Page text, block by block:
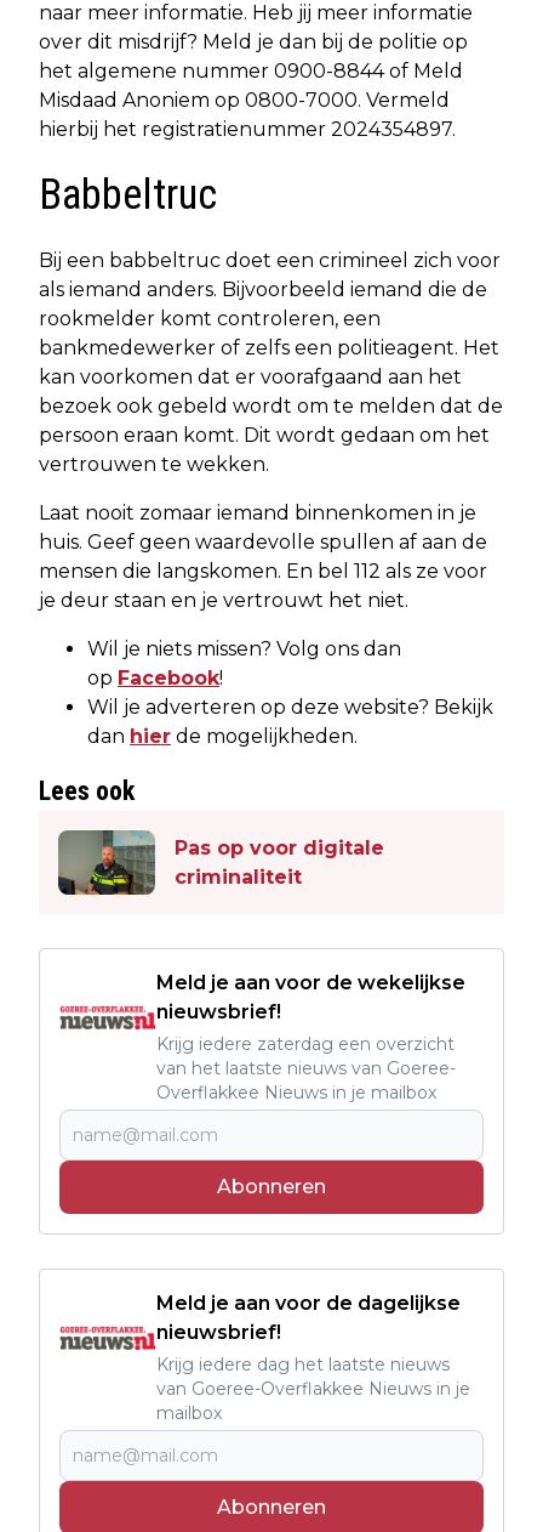
naar meer informatie. Heb jij meer informatie
over dit misdrijf? Meld je dan bij de politie op
het algemene nummer 0900-8844 of Meld
Misdaad Anoniem op 0800-7000. Vermeld
hierbij het registratienummer 2024354897.
Babbeltruc
Bij een babbeltruc doet een crimineel zich voor
als iemand anders. Bijvoorbeeld iemand die de
rookmelder komt controleren, een
bankmedewerker of zelfs een politieagent. Het
kan voorkomen dat er voorafgaand aan het
bezoek ook gebeld wordt om te melden dat de
persoon eraan komt. Dit wordt gedaan om het
vertrouwen te wekken.
Laat nooit zomaar iemand binnenkomen in je
huis. Geef geen waardevolle spullen af aan de
mensen die langskomen. En bel 112 als ze voor
je deur staan en je vertrouwt het niet.
Wil je niets missen? Volg ons dan
op Facebook!
Wil je adverteren op deze website? Bekijk
dan hier de mogelijkheden.
Lees ook
Pas op voor digitale
criminaliteit
Meld je aan voor de wekelijkse
nieuwsbrief!
Krijg iedere zaterdag een overzicht
van het laatste nieuws van Goeree-
Overflakkee Nieuws in je mailbox
Abonneren
Meld je aan voor de dagelijkse
nieuwsbrief!
Krijg iedere dag het laatste nieuws
van Goeree-Overflakkee Nieuws in je
mailbox
Abonneren